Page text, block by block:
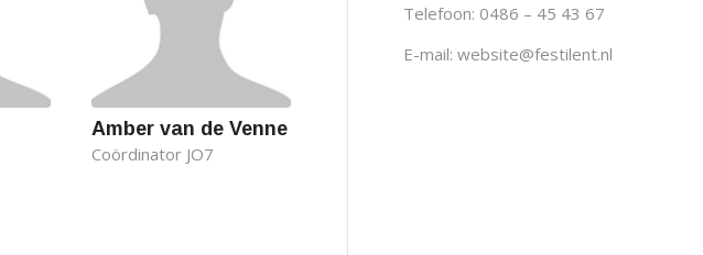
Amber van de Venne
Coördinator JO7
Telefoon: 0486 – 45 43 67
E-mail: website@festilent.nl